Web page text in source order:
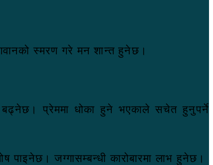
स्मरण गरे मन शान्त हुनेछ।
प्रेममा धोका हुने भएकाले सचेत हुनुपर्ने
पाइनेछ। जग्गासम्बन्धी कारोबारमा लाभ हुनेछ।